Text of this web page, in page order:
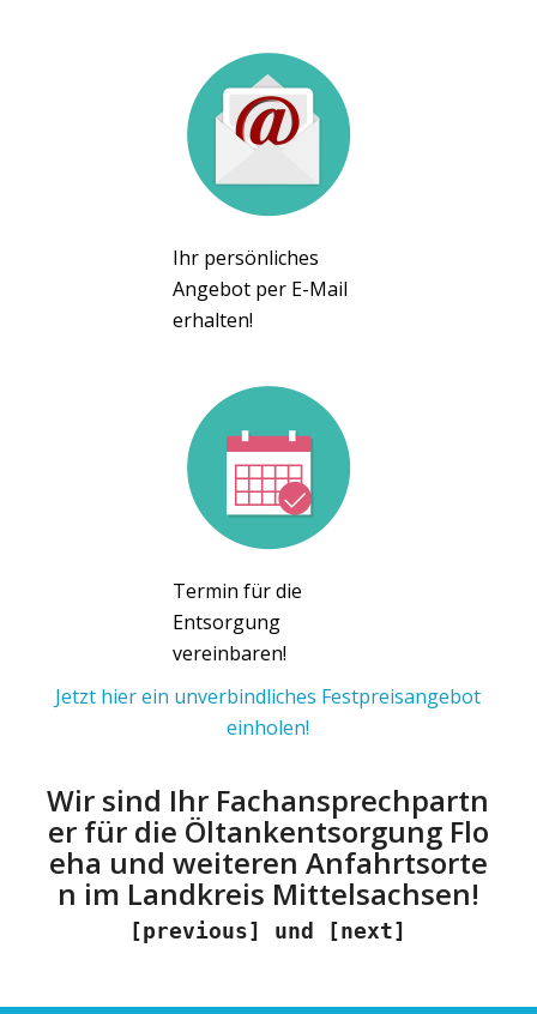
Ihr persönliches
Angebot per E-Mail
erhalten!
Termin für die
Entsorgung
vereinbaren!
Jetzt hier ein unverbindliches Festpreisangebot
einholen!
Wir sind Ihr Fachansprechpartn
er für die Öltankentsorgung Flo
eha und weiteren Anfahrtsorte
n im Landkreis Mittelsachsen!
[previous] und [next]